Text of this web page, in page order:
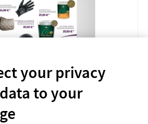
vonDiBu Marketing
your privacy
to your